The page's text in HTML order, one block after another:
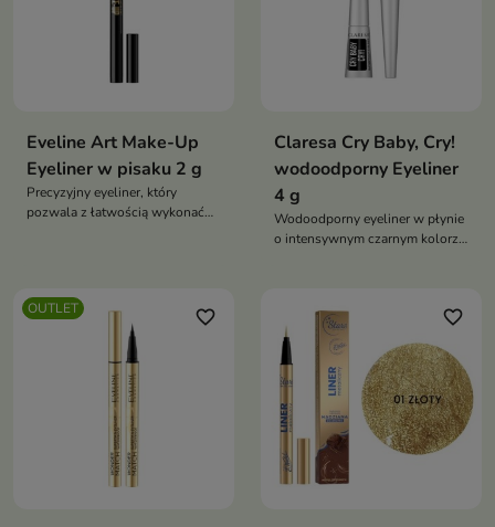
Eveline Art Make-Up
Eyeliner w pisaku 2 g
Precyzyjny eyeliner, który
pozwala z łatwością wykonać
Claresa Cry Baby, Cry!
wodoodporny Eyeliner
4 g
Wodoodporny eyeliner w płynie
o intensywnym czarnym kolorze,
OUTLET favorite_border favorite_border